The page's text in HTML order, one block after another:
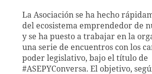
La Asociación se ha hecho
del ecosistema emprendedor de
y se ha puesto a trabajar en la
una serie de encuentros con los
poder legislativo, bajo el título de
#ASEPYConversa. El objetivo,